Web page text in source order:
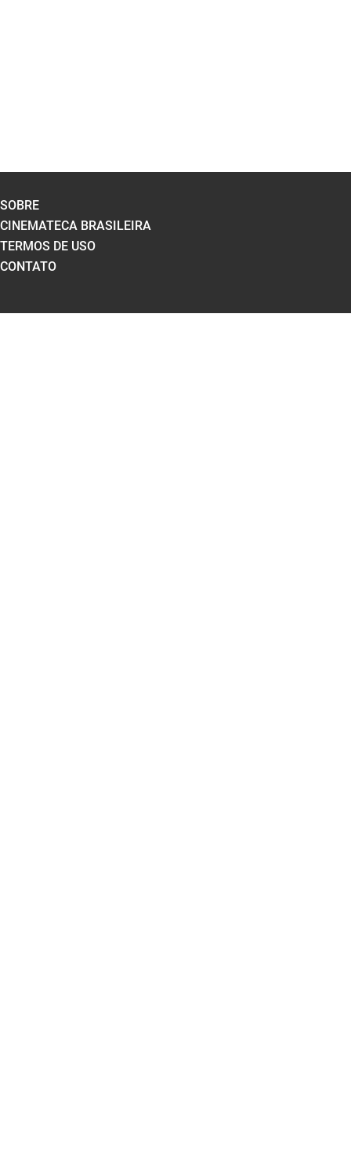
SOBRE
CINEMATECA BRASILEIRA
TERMOS DE USO
CONTATO